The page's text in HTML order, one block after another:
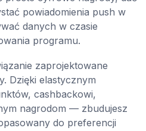
powiadomienia push w
danych w czasie
programu.
zaprojektowane
Dzięki elastycznym
cashbackowi,
nagrodom — zbudujesz
do preferencji